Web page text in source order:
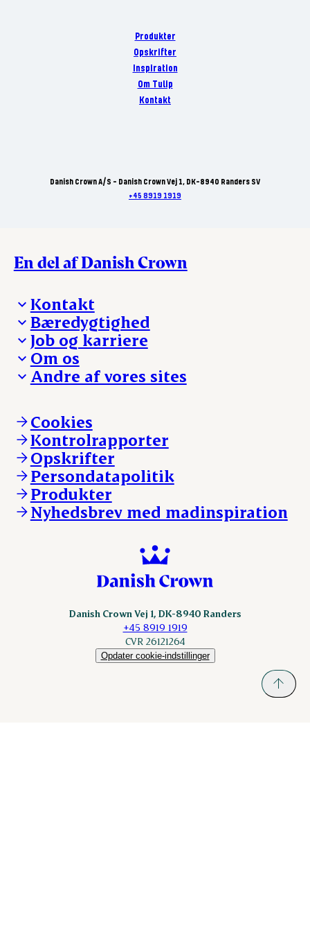
Produkter
Opskrifter
Inspiration
Om Tulip
Kontakt
Danish Crown A/S - Danish Crown Vej 1, DK-8940 Randers SV
+45 8919 1919
En del af Danish Crown
Kontakt
Besøg Danish Crown
Presse og nyheder
Reklamationer
Whistleblower
Øvrige henvendelser
Bæredygtighed
Fra jord til bord
Hverdagen
Ansvarlighed og nøgletal
Job og karriere
Arbejd med os
Ledige stillinger
Om os
Hvem er vi
Vores resultater
Vores lokationer
Kontakt
Andre af vores sites
Andelsejere - kreatur
Danishcrownprofessional.com
DAT-Schaub.com
ESS-FOOD.com
Fonden Dansk Gastronomi
KLS.se
nordicspoor.com
Scanhide.dk
Cookies
Kontrolrapporter
Opskrifter
Persondatapolitik
Produkter
Nyhedsbrev med madinspiration
Danish Crown Vej 1, DK-8940 Randers
+45 8919 1919
CVR 26121264
Opdater cookie-indstillinger